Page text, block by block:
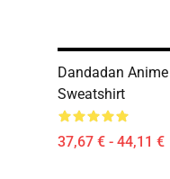
Dandadan
Sweatshirt
37,67 € - 44,11 €